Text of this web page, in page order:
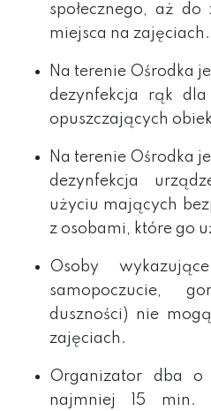
społecznego, aż
miejsca na zajęciach.
Na terenie Ośrodka
dezynfekcja rąk
opuszczających
Na terenie Ośrodka
dezynfekcja
użyciu mających
z osobami, które go
Osoby
samopoczucie,
duszności) nie
zajęciach.
Organizator dba o
najmniej 15 min.